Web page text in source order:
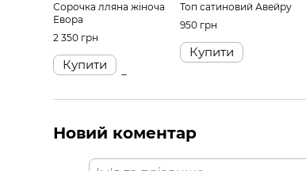
Сорочка лляна жіноча
Евора
2 350 грн
Купити
Топ сатиновий Авейру
950 грн
Купити
Новий коментар